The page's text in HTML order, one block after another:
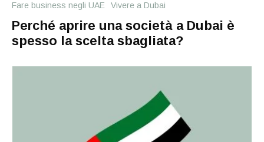
Fare business negli UAE Vivere a Dubai
Perché aprire una società a Dubai è
spesso la scelta sbagliata?